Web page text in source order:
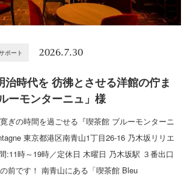
ポート 2026.7.30
治時代を 彷彿とさせる洋館の佇ま
ーモンターニュ」様
ぎの時間を過ごせる『喫茶館 ブルーモンターニ
東京都港区南青山1丁目26-16 乃木坂リリエ
:11時～19時／定休日 木曜日 乃木坂駅 ３番出口
前です！ 南青山にある「喫茶館 Bleu